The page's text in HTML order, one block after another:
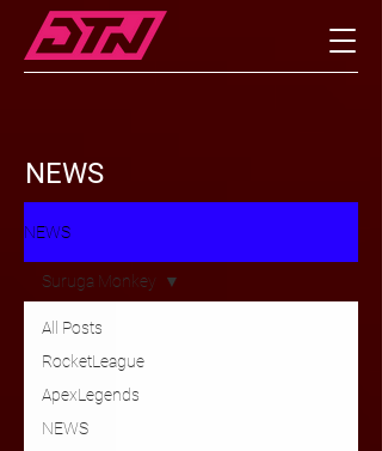
NEWS
NEWS
All Posts
RocketLeague
ApexLegends
NEWS
Suruga Monkey